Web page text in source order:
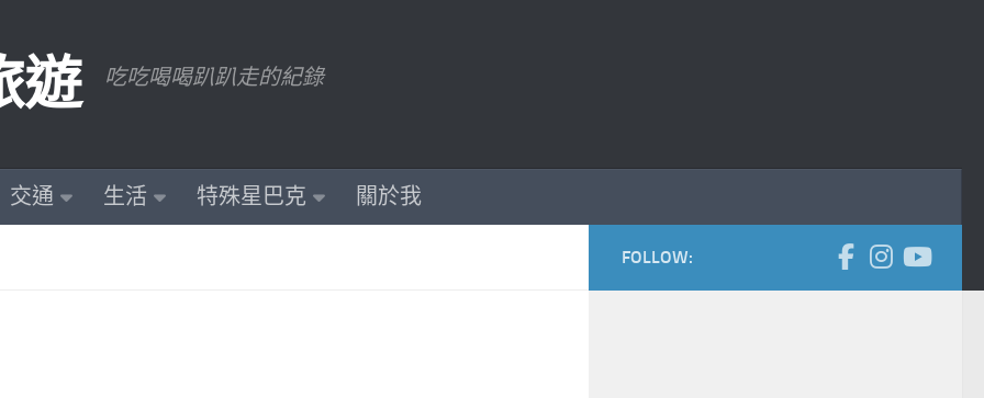
遊 吃吃喝喝趴趴走的紀錄
交通 生活 特殊星巴克 關於我
FOLLOW: